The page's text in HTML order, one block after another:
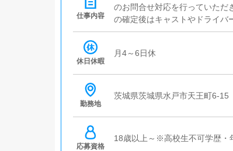
仕事内容
のお問合せ対応を行っていただ
の確定後はキャストやドライバ
環境ですので、未経験でも安心
単なマニュアルや、先輩スタッ
す。■PC更新業務ヘブンネット
や、ブログの更新時に簡単に文
理・補充を行っていただきます
休日休暇
月4～6日休
勤務地
茨城県茨城県水戸市天王町6-15
応募資格
18歳以上～※高校生不可学歴・